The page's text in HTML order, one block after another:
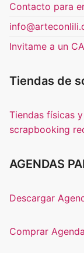
Contacto para
Invitame a un
Tiendas de
Tiendas físicas
scrapbooking
AGENDAS
Descargar
Comprar